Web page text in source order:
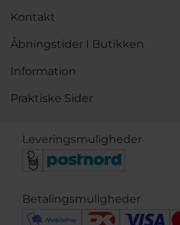
Kontakt
Åbningstider I Butikken
Information
Praktiske Sider
Leveringsmuligheder
Betalingsmuligheder